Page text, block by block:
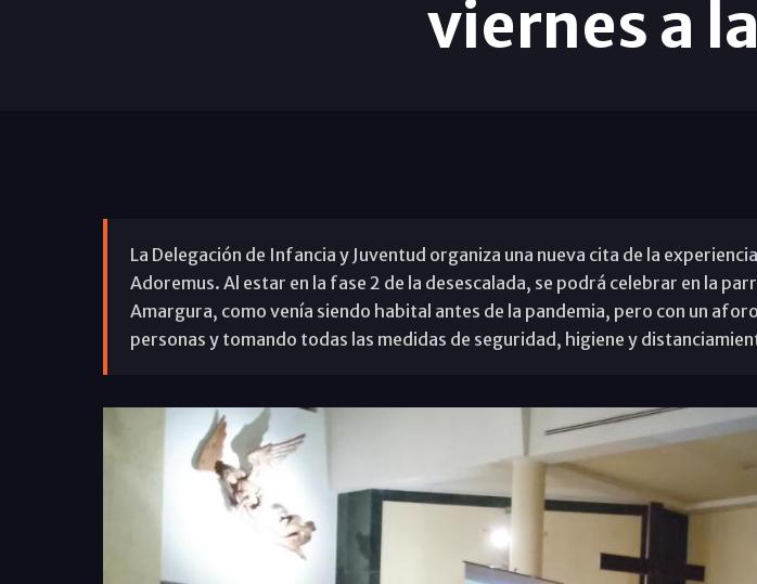
viernes a
La Delegación de Infancia y Juventud organiza una nueva cita de la
Adoremus. Al estar en la fase 2 de la desescalada, se podrá celebrar en la
Amargura, como venía siendo habital antes de la pandemia, pero con un
personas y tomando todas las medidas de seguridad, higiene y